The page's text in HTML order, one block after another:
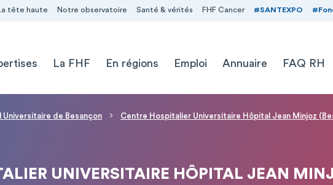
La tête haute Notre observatoire Santé & vérités FHF Cancer #SANTEXPO
La FHF En régions Emploi Annuaire FAQ RH
de Besançon Centre Hospitalier Universitaire Hôpital Jean Minjoz
UNIVERSITAIRE HÔPITAL JEAN